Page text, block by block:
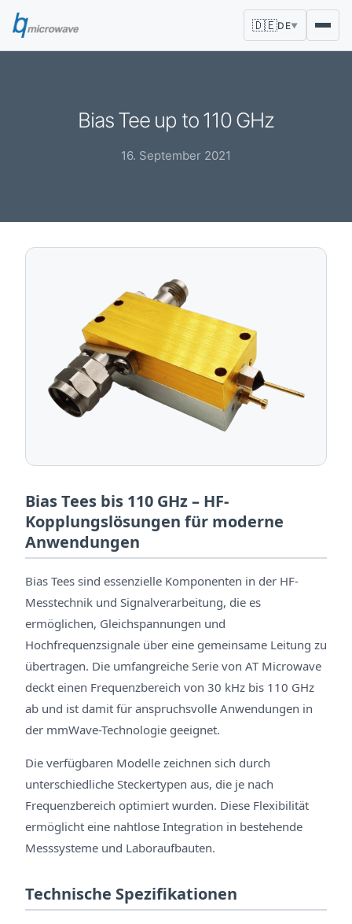
🇩🇪DE▼
Bias Tee up to 110 GHz
16. September 2021
Bias Tees bis 110 GHz – HF-
Kopplungslösungen für moderne
Anwendungen
Bias Tees sind essenzielle Komponenten in der HF-
Messtechnik und Signalverarbeitung, die es
ermöglichen, Gleichspannungen und
Hochfrequenzsignale über eine gemeinsame Leitung zu
übertragen. Die umfangreiche Serie von AT Microwave
deckt einen Frequenzbereich von 30 kHz bis 110 GHz
ab und ist damit für anspruchsvolle Anwendungen in
der mmWave-Technologie geeignet.
Die verfügbaren Modelle zeichnen sich durch
unterschiedliche Steckertypen aus, die je nach
Frequenzbereich optimiert wurden. Diese Flexibilität
ermöglicht eine nahtlose Integration in bestehende
Messsysteme und Laboraufbauten.
Technische Spezifikationen